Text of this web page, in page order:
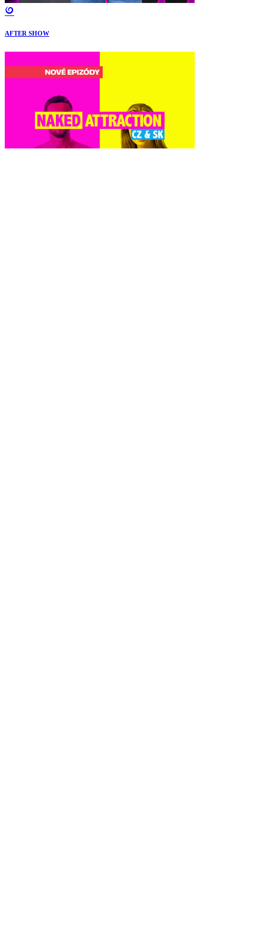
AFTER SHOW